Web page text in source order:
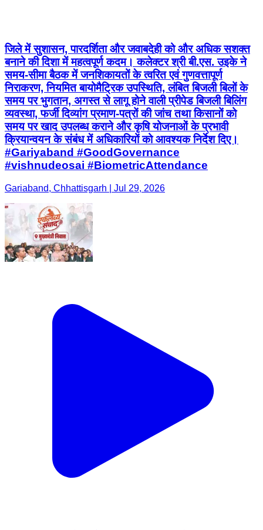
जिले में सुशासन, पारदर्शिता और जवाबदेही को और अधिक सशक्त
बनाने की दिशा में महत्वपूर्ण कदम। कलेक्टर श्री बी.एस. उइके ने
समय-सीमा बैठक में जनशिकायतों के त्वरित एवं गुणवत्तापूर्ण
निराकरण, नियमित बायोमैट्रिक उपस्थिति, लंबित बिजली बिलों के
समय पर भुगतान, अगस्त से लागू होने वाली प्रीपेड बिजली बिलिंग
व्यवस्था, फर्जी दिव्यांग प्रमाण-पत्रों की जांच तथा किसानों को
समय पर खाद उपलब्ध कराने और कृषि योजनाओं के प्रभावी
क्रियान्वयन के संबंध में अधिकारियों को आवश्यक निर्देश दिए।
#Gariyaband #GoodGovernance
#vishnudeosai #BiometricAttendance
Gariaband, Chhattisgarh | Jul 29, 2026